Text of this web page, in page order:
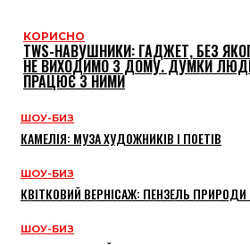
КОРИСНО
TWS-НАВУШНИКИ: ГАДЖЕТ, БЕЗ
НЕ ВИХОДИМО З ДОМУ. ДУМКИ
ПРАЦЮЄ З НИМИ
ШОУ-БИЗ
КАМЕЛІЯ: МУЗА ХУДОЖНИКІВ І ПОЕТІВ
ШОУ-БИЗ
КВІТКОВИЙ ВЕРНІСАЖ: ПЕНЗЕЛЬ
ШОУ-БИЗ